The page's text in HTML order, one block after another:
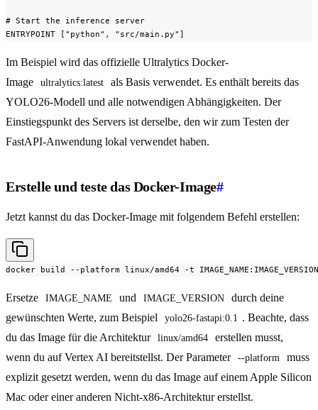
# Start the inference server
ENTRYPOINT ["python", "src/main.py"]
Im Beispiel wird das offizielle Ultralytics Docker-
Image
ultralytics:latest
als Basis verwendet. Es enthält bereits das
YOLO26-Modell und alle notwendigen Abhängigkeiten. Der
Einstiegspunkt des Servers ist derselbe, den wir zum Testen der
FastAPI-Anwendung lokal verwendet haben.
Erstelle und teste das Docker-Image#
Jetzt kannst du das Docker-Image mit folgendem Befehl erstellen:
docker build --platform linux/amd64 -t
Ersetze IMAGE_NAME und IMAGE_VERSION
durch deine
gewünschten Werte, zum Beispiel
yolo26-fastapi:0.1 . Beachte, dass
du das Image für die Architektur linux/amd64
erstellen musst,
wenn du auf Vertex AI bereitstellst. Der Parameter --platform
muss
explizit gesetzt werden, wenn du das Image auf einem Apple Silicon
Mac oder einer anderen Nicht-x86-Architektur erstellst.